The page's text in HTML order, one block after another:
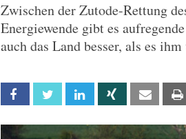
Zwischen der Zutode-Rettung
Energiewende gibt es
auch das Land besser, als es
Facebook Twitter Linkedin Xing Email